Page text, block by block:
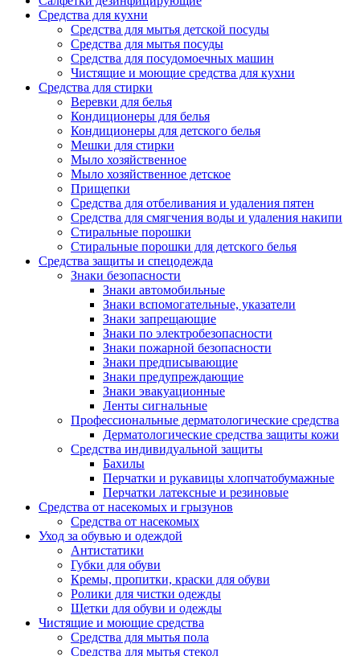
Средства для кухни
Средства для мытья детской посуды
Средства для мытья посуды
Средства для посудомоечных машин
Чистящие и моющие средства для кухни
Средства для стирки
Веревки для белья
Кондиционеры для белья
Кондиционеры для детского белья
Мешки для стирки
Мыло хозяйственное
Мыло хозяйственное детское
Прищепки
Средства для отбеливания и удаления пятен
Средства для смягчения воды и удаления накипи
Стиральные порошки
Стиральные порошки для детского белья
Средства защиты и спецодежда
Знаки безопасности
Знаки автомобильные
Знаки вспомогательные, указатели
Знаки запрещающие
Знаки по электробезопасности
Знаки пожарной безопасности
Знаки предписывающие
Знаки предупреждающие
Знаки эвакуационные
Ленты сигнальные
Профессиональные дерматологические средства
Дерматологические средства защиты кожи
Средства индивидуальной защиты
Бахилы
Перчатки и рукавицы хлопчатобумажные
Перчатки латексные и резиновые
Средства от насекомых и грызунов
Средства от насекомых
Уход за обувью и одеждой
Антистатики
Губки для обуви
Кремы, пропитки, краски для обуви
Ролики для чистки одежды
Щетки для обуви и одежды
Чистящие и моющие средства
Средства для мытья пола
Средства для мытья стекол